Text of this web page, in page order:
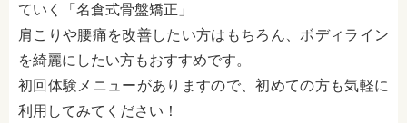
ていく「名倉式骨盤矯正」
肩こりや腰痛を改善したい方はもちろん、ボディライン
を綺麗にしたい方もおすすめです。
初回体験メニューがありますので、初めての方も気軽に
利用してみてください！